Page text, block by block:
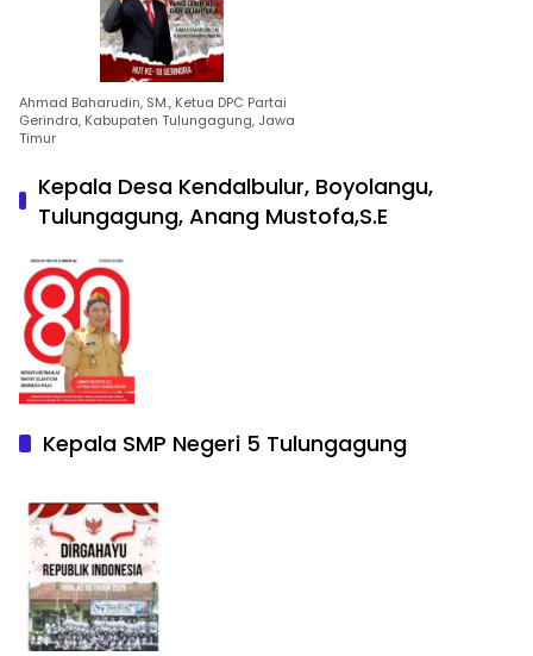
Ahmad Baharudin, SM., Ketua DPC Partai
Gerindra, Kabupaten Tulungagung, Jawa
Timur
Kepala Desa Kendalbulur, Boyolangu,
Tulungagung, Anang Mustofa,S.E
Kepala SMP Negeri 5 Tulungagung